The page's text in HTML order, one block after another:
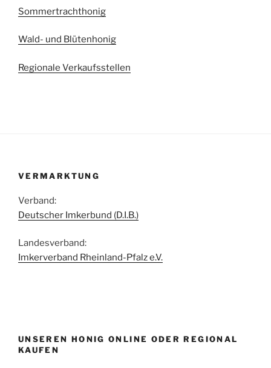
Sommertrachthonig
Wald- und Blütenhonig
Regionale Verkaufsstellen
VERMARKTUNG
Verband:
Deutscher Imkerbund (D.I.B.)
Landesverband:
Imkerverband Rheinland-Pfalz e.V.
UNSEREN HONIG ONLINE ODER REGIONAL
KAUFEN